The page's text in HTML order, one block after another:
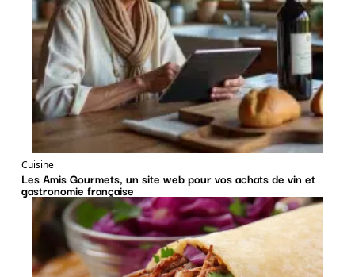
Cuisine
Les Amis Gourmets, un site web pour vos achats de vin et
gastronomie française